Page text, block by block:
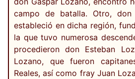
campo de batalla. Otro, don
estableció en dicha región,
la que tuvo numerosa
procedieron don Esteban
Lozano, que fueron
Reales, así como fray Juan